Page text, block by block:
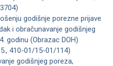
godišnje porezne prijave
i obračunavanje godišnjeg
godinu (Obrazac DOH)
410-01/15-01/114)
godišnjeg poreza,